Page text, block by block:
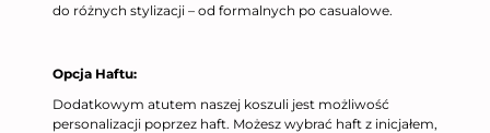
do różnych stylizacji – od formalnych po casualowe.
Opcja Haftu:
Dodatkowym atutem naszej koszuli jest możliwość
personalizacji poprzez haft. Możesz wybrać haft z inicjałem,